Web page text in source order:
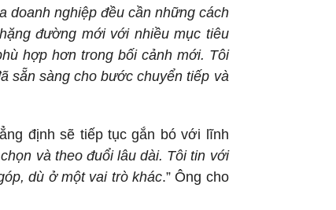
doanh nghiệp đều cần những cách
đường mới với nhiều mục tiêu
hợp hơn trong bối cảnh mới. Tôi
sẵn sàng cho bước chuyển tiếp và
định sẽ tiếp tục gắn bó với lĩnh
và theo đuổi lâu dài. Tôi tin với
dù ở một vai trò khác.” Ông cho